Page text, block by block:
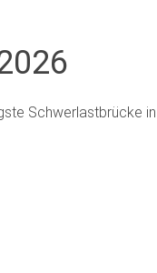
Schwerlastbrücke